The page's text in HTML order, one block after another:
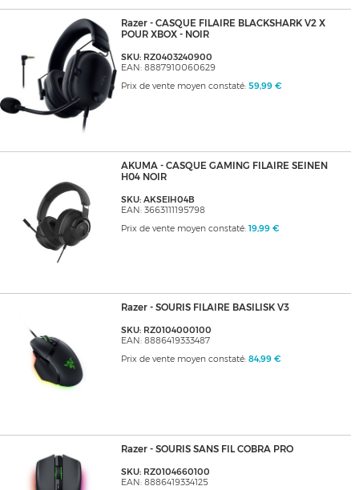
Razer - CASQUE FILAIRE BLACKSHARK V2 X
POUR XBOX - NOIR
SKU: RZ0403240900
EAN: 8887910060629
Prix de vente moyen constaté: 59,99 €
AKUMA - CASQUE GAMING FILAIRE SEINEN
H04 NOIR
SKU: AKSEIH04B
EAN: 3663111195798
Prix de vente moyen constaté: 19,99 €
Razer - SOURIS FILAIRE BASILISK V3
SKU: RZ0104000100
EAN: 8886419333487
Prix de vente moyen constaté: 84,99 €
Razer - SOURIS SANS FIL COBRA PRO
SKU: RZ0104660100
EAN: 8886419334125